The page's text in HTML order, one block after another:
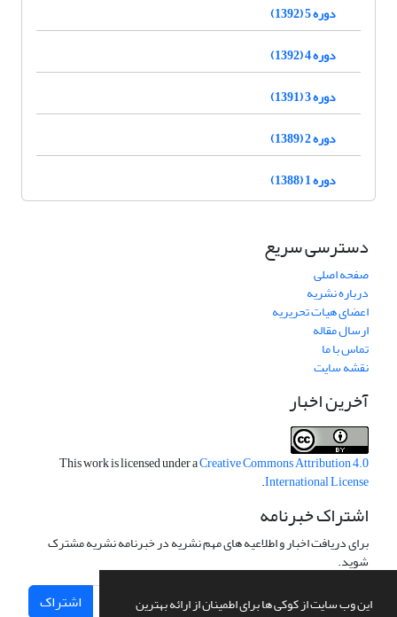
این وب سایت از کوکی ها برای اطمینان از ارائه بهترین
دوره 5 (1392)
دوره 4 (1392)
دوره 3 (1391)
دوره 2 (1389)
دوره 1 (1388)
دسترسی سریع
صفحه اصلی
درباره نشریه
اعضای هیات تحریریه
ارسال مقاله
تماس با ما
نقشه سایت
آخرین اخبار
This work is licensed under aCreative Commons Attribution 4.0
International License
.
اشتراک خبرنامه
برای دریافت اخبار و اطلاعیه های مهم نشریه در خبرنامه نشریه مشترک
شوید.
اشتراک